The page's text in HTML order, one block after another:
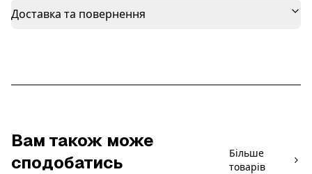
Доставка та повернення
Вам також може
сподобатись
Більше
товарів